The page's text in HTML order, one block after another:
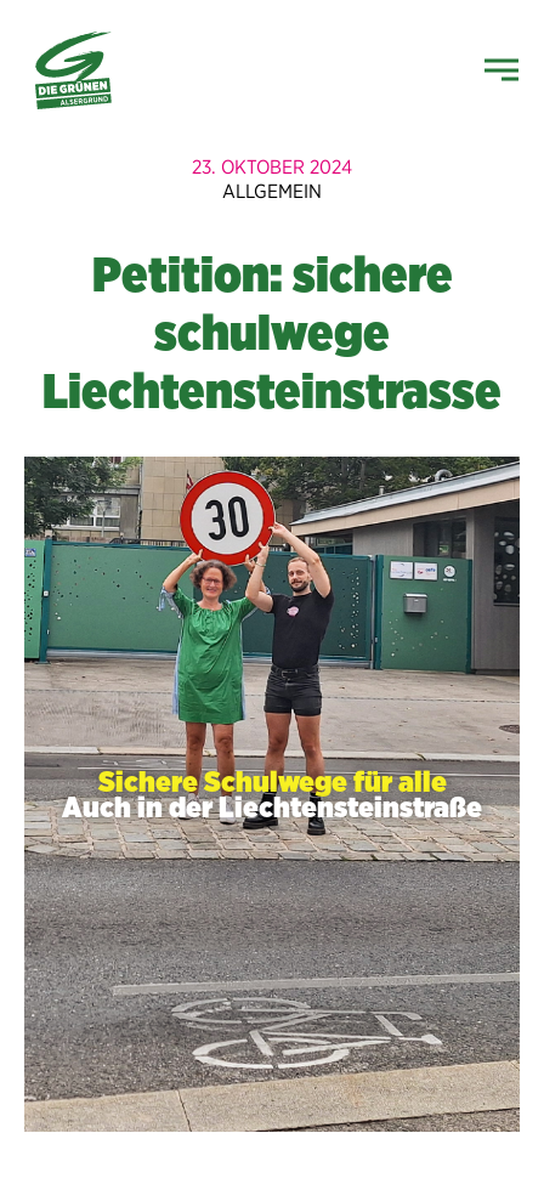
23. OKTOBER 2024
ALLGEMEIN
Petition: sichere
schulwege
Liechtensteinstrasse
Sichere Schulwege für alle
Auch in der Liechtensteinstraße